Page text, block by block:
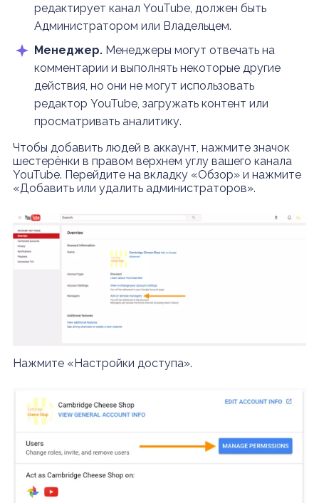
редактирует канал YouTube, должен быть
Администратором или Владельцем.
Менеджер.Менеджеры могут отвечать на
комментарии и выполнять некоторые другие
действия, но они не могут использовать
редактор YouTube, загружать контент или
просматривать аналитику.
Чтобы добавить людей в аккаунт, нажмите значок
шестерёнки в правом верхнем углу вашего канала
YouTube. Перейдите на вкладку «Обзор» и нажмите
«Добавить или удалить администраторов».
Нажмите «Настройки доступа».